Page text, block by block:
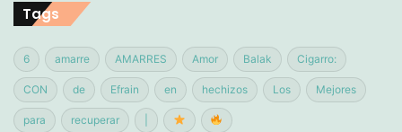
Tags
6 amarre AMARRES Amor Balak Cigarro:
CON de Efrain en hechizos Los Mejores
para recuperar